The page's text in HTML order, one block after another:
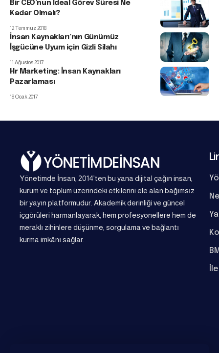
Bir CEO’nun İdeal Görev Süresi Ne
Kadar Olmalı?
12 Temmuz 2018
İnsan Kaynakları’nın Günümüz
İşgücüne Uyum için Gizli Silahı
11 Ağustos 2017
Hr Marketing: İnsan Kaynakları
Pazarlaması
18 Ocak 2017
Yönetimde İnsan, 2014’ten bu yana dijital çağın insan,
kurum ve toplum üzerindeki etkilerini ele alan bağımsız
bir yayın platformudur. Akademik derinliği ve güncel
içgörüleri harmanlayarak, hem profesyonellere hem de
meraklı zihinlere düşünme, sorgulama ve bağlantı
kurma imkânı sağlar.